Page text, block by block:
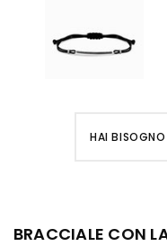
HAI